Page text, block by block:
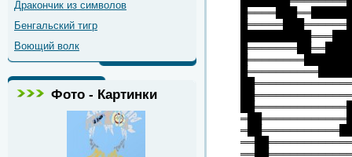
Дракончик из символов
Бенгальский тигр
Воющий волк
Фото - Картинки